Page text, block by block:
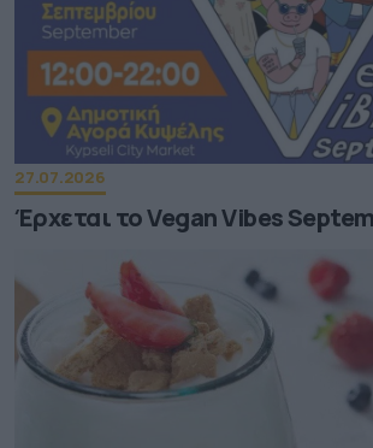
27.07.2026
Έρχεται το Vegan Vibes